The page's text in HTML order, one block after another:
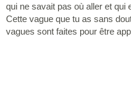
qui ne savait pas où aller et qui
Cette vague que tu as sans
vagues sont faites pour être